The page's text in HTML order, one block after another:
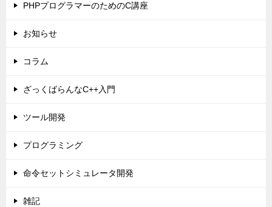
PHPプログラマーのためのC講座
お知らせ
コラム
ざっくばらんなC++入門
ツール開発
プログラミング
命令セットシミュレータ開発
雑記